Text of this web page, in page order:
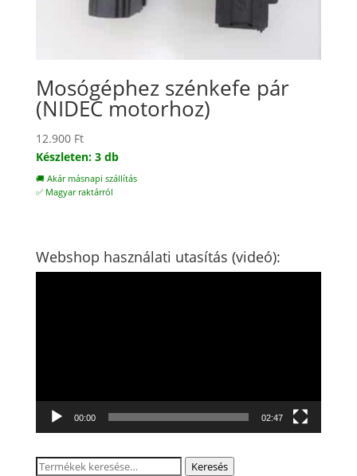
Mosógéphez szénkefe pár
(NIDEC motorhoz)
12.900 Ft
Készleten: 3 db
🚚 Akár másnapi szállítás
✅ Magyar raktárról
Webshop használati utasítás (videó):
00:00 02:47
Keresés
Keresés